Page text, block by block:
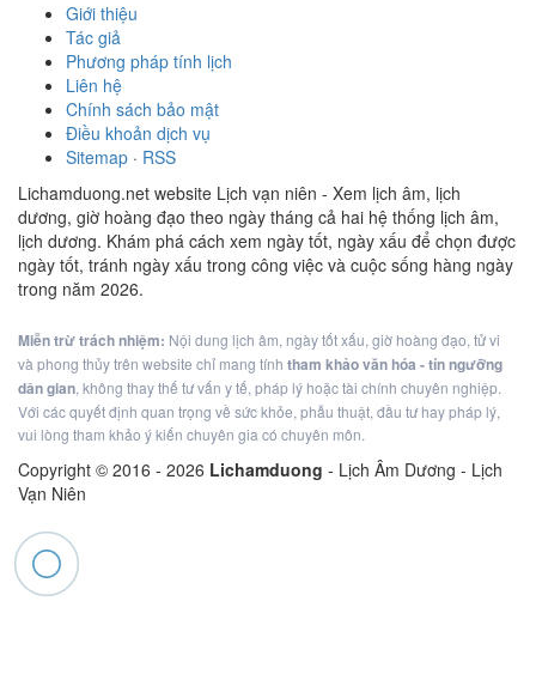
Giới thiệu
Tác giả
Phương pháp tính lịch
Liên hệ
Chính sách bảo mật
Điều khoản dịch vụ
Sitemap · RSS
Lichamduong.net website Lịch vạn niên - Xem lịch âm, lịch
dương, giờ hoàng đạo theo ngày tháng cả hai hệ thống lịch âm,
lịch dương. Khám phá cách xem ngày tốt, ngày xấu để chọn được
ngày tốt, tránh ngày xấu trong công việc và cuộc sống hàng ngày
trong năm 2026.
Miễn trừ trách nhiệm: Nội dung lịch âm, ngày tốt xấu, giờ hoàng đạo, tử vi
và phong thủy trên website chỉ mang tính tham khảo văn hóa - tín ngưỡng
dân gian, không thay thế tư vấn y tế, pháp lý hoặc tài chính chuyên nghiệp.
Với các quyết định quan trọng về sức khỏe, phẫu thuật, đầu tư hay pháp lý,
vui lòng tham khảo ý kiến chuyên gia có chuyên môn.
Copyright © 2016 - 2026 Lichamduong - Lịch Âm Dương - Lịch
Vạn Niên